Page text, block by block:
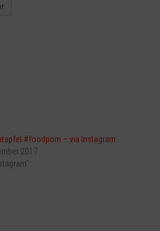
#foodporn – via Instagram
2017